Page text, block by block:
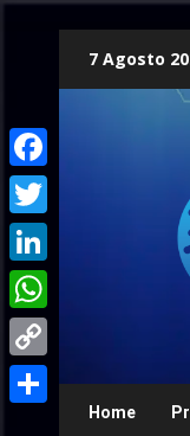
7 Agosto
Home
Facebook
Twitter
LinkedIn
WhatsApp
Copy